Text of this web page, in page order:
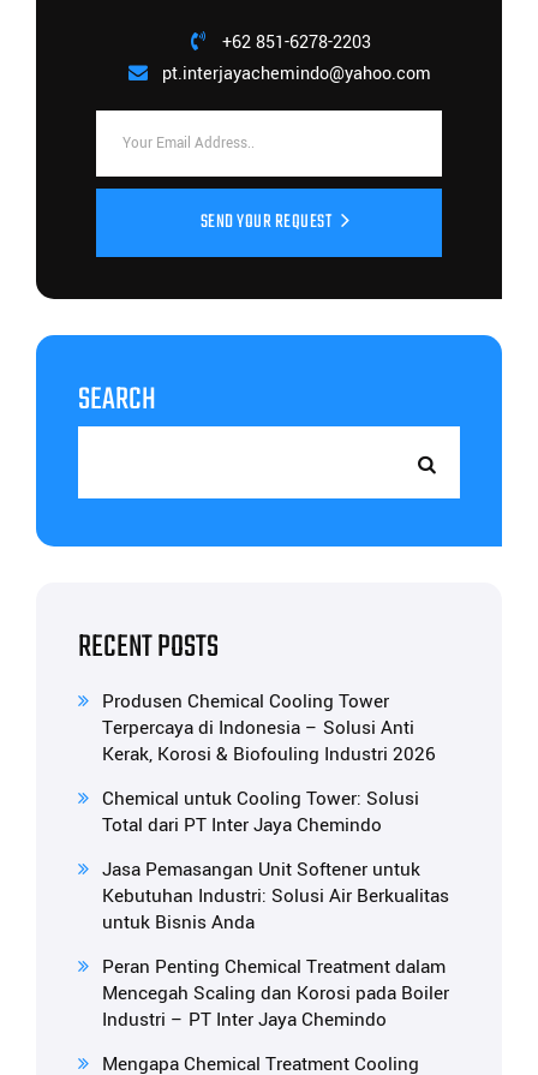
+62 851-6278-2203
pt.interjayachemindo@yahoo.com
SEND YOUR REQUEST
SEARCH
RECENT POSTS
Produsen Chemical Cooling Tower
Terpercaya di Indonesia – Solusi Anti
Kerak, Korosi & Biofouling Industri 2026
Chemical untuk Cooling Tower: Solusi
Total dari PT Inter Jaya Chemindo
Jasa Pemasangan Unit Softener untuk
Kebutuhan Industri: Solusi Air Berkualitas
untuk Bisnis Anda
Peran Penting Chemical Treatment dalam
Mencegah Scaling dan Korosi pada Boiler
Industri – PT Inter Jaya Chemindo
Mengapa Chemical Treatment Cooling